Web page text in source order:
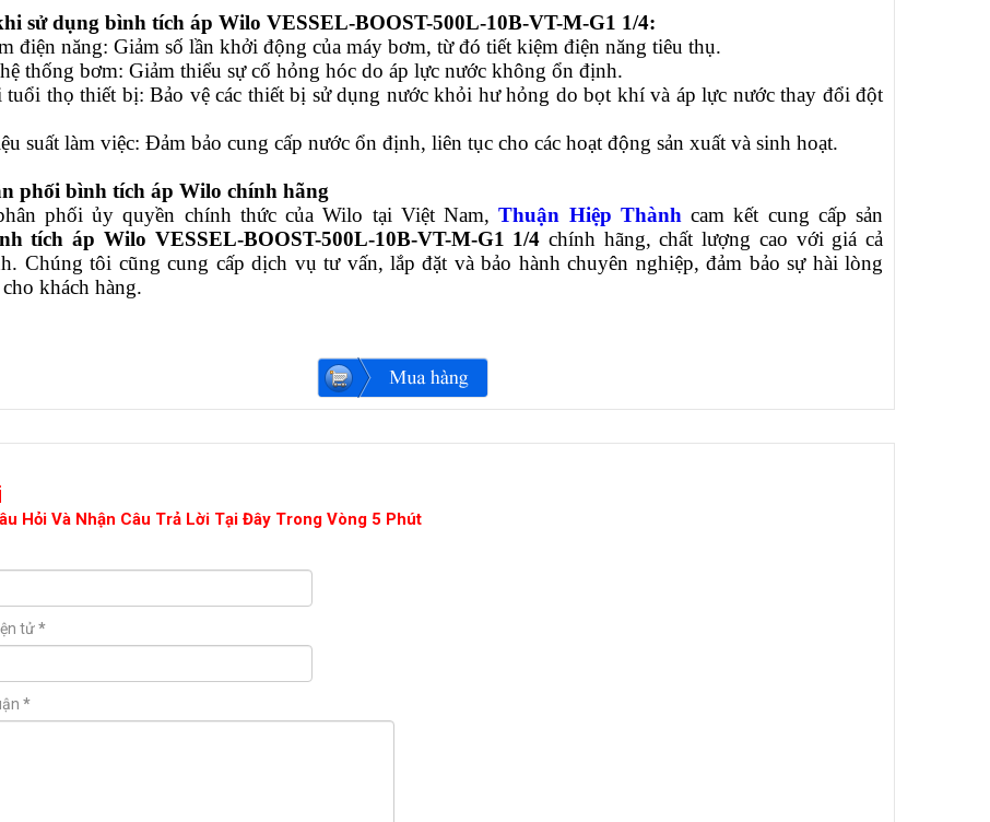
sử dụng bình tích áp Wilo VESSEL-BOOST-500L-10B-VT-M-G1 1/4:
điện năng: Giảm số lần khởi động của máy bơm, từ đó tiết kiệm điện năng tiêu thụ.
thống bơm: Giảm thiểu sự cố hỏng hóc do áp lực nước không ổn định.
tuổi thọ thiết bị: Bảo vệ các thiết bị sử dụng nước khỏi hư hỏng do bọt khí và áp lực nước thay đổi đột
suất làm việc: Đảm bảo cung cấp nước ổn định, liên tục cho các hoạt động sản xuất và sinh hoạt.
phối bình tích áp Wilo chính hãng
phối ủy quyền chính thức của Wilo tại Việt Nam,Thuận Hiệp Thành cam kết cung cấp sản
tích áp Wilo VESSEL-BOOST-500L-10B-VT-M-G1 1/4 chính hãng, chất lượng cao với giá cả
Chúng tôi cũng cung cấp dịch vụ tư vấn, lắp đặt và bảo hành chuyên nghiệp, đảm bảo sự hài lòng
khách hàng.
Hỏi Và Nhận Câu Trả Lời Tại Đây Trong Vòng 5 Phút
tử*
*